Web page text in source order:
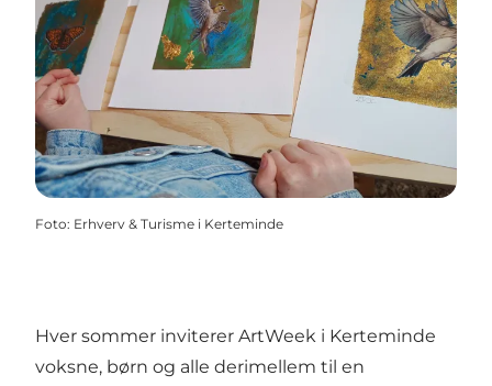
Foto: Erhverv & Turisme i Kerteminde
Hver sommer inviterer ArtWeek i Kerteminde
voksne, børn og alle derimellem til en